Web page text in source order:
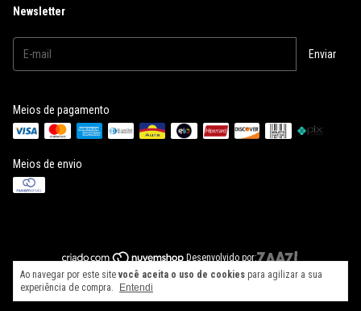
Ao navegar por este site você aceita o uso de cookies para agilizar a sua
experiência de compra.
Entendi
Newsletter
Meios de pagamento
Meios de envio
Desenvolvido por:
Copyright 2Wave Ltda - 60447090000195 - 2026. Todos os direitos reservados.